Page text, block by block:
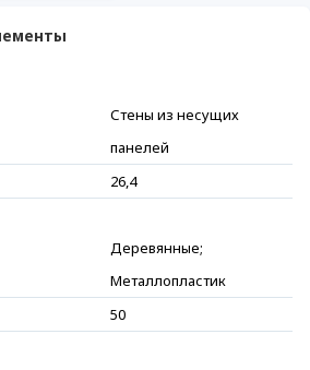
Стены из несущих
панелей
26,4
Деревянные;
Металлопластик
50